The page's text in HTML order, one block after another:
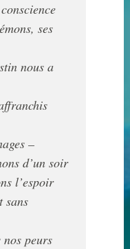
ses
nous a
– Jackard + Les Personnages –
d’un soir
l’espoir
sans
peurs